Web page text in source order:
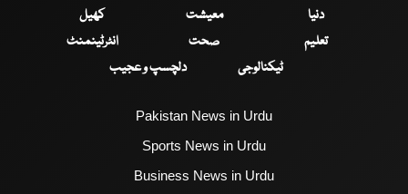
دنیا
معیشت
کھیل
تعلیم
صحت
انٹرٹینمنٹ
ٹیکنالوجی
دلچسپ و عجیب
Pakistan News in Urdu
Sports News in Urdu
Business News in Urdu